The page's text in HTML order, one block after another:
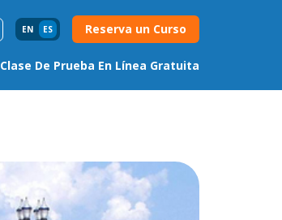
EN ES Reserva un Curso
Clase De Prueba En Línea Gratuita